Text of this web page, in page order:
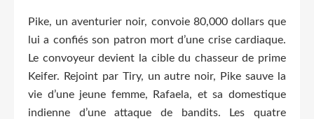
Pike, un aventurier noir, convoie 80,000 dollars que
lui a confiés son patron mort d’une crise cardiaque.
Le convoyeur devient la cible du chasseur de prime
Keifer. Rejoint par Tiry, un autre noir, Pike sauve la
vie d’une jeune femme, Rafaela, et sa domestique
indienne d’une attaque de bandits. Les quatre